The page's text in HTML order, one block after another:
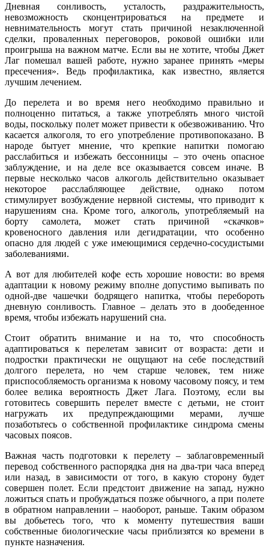
Дневная сонливость, усталость, раздражительность,
невозможность сконцентрироваться на предмете и
невнимательность могут стать причиной незаключенной
сделки, проваленных переговоров, роковой ошибки или
проигрыша на важном матче. Если вы не хотите, чтобы Джет
Лаг помешал вашей работе, нужно заранее принять «меры
пресечения». Ведь профилактика, как известно, является
лучшим лечением.
До перелета и во время него необходимо правильно и
полноценно питаться, а также употреблять много чистой
воды, поскольку полет может привести к обезвоживанию. Что
касается алкоголя, то его употребление противопоказано. В
народе бытует мнение, что крепкие напитки помогаю
расслабиться и избежать бессонницы – это очень опасное
заблуждение, и на деле все оказывается совсем иначе. В
первые несколько часов алкоголь действительно оказывает
некоторое расслабляющее действие, однако потом
стимулирует возбуждение нервной системы, что приводит к
нарушениям сна. Кроме того, алкоголь, употребляемый на
борту самолета, может стать причиной «скачков»
кровеносного давления или дегидратации, что особенно
опасно для людей с уже имеющимися сердечно-сосудистыми
заболеваниями.
А вот для любителей кофе есть хорошие новости: во время
адаптации к новому режиму вполне допустимо выпивать по
одной-две чашечки бодрящего напитка, чтобы перебороть
дневную сонливость. Главное – делать это в дообеденное
время, чтобы избежать нарушений сна.
Стоит обратить внимание и на то, что способность
адаптироваться к перелетам зависит от возраста: дети и
подростки практически не ощущают на себе последствий
долгого перелета, но чем старше человек, тем ниже
приспособляемость организма к новому часовому поясу, и тем
более велика вероятность Джет Лага. Поэтому, если вы
готовитесь совершить перелет вместе с детьми, не стоит
нагружать их предупреждающими мерами, лучше
позаботьтесь о собственной профилактике синдрома смены
часовых поясов.
Важная часть подготовки к перелету – заблаговременный
перевод собственного распорядка дня на два-три часа вперед
или назад, в зависимости от того, в какую сторону будет
совершен полет. Если предстоит движение на запад, нужно
ложиться спать и пробуждаться позже обычного, а при полете
в обратном направлении – наоборот, раньше. Таким образом
вы добьетесь того, что к моменту путешествия ваши
собственные биологические часы приблизятся ко времени в
пункте назначения.